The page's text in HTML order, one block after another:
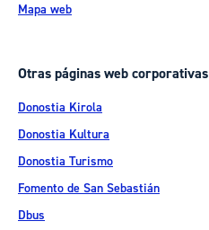
Mapa web
Otras páginas web corporativas
Donostia Kirola
Donostia Kultura
Donostia Turismo
Fomento de San Sebastián
Dbus